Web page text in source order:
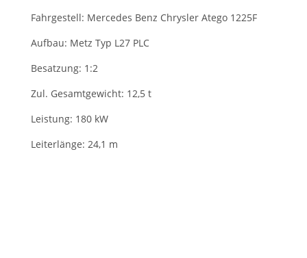
Fahrgestell: Mercedes Benz Chrysler Atego 1225F
Aufbau: Metz Typ L27 PLC
Besatzung: 1:2
Zul. Gesamtgewicht: 12,5 t
Leistung: 180 kW
Leiterlänge: 24,1 m